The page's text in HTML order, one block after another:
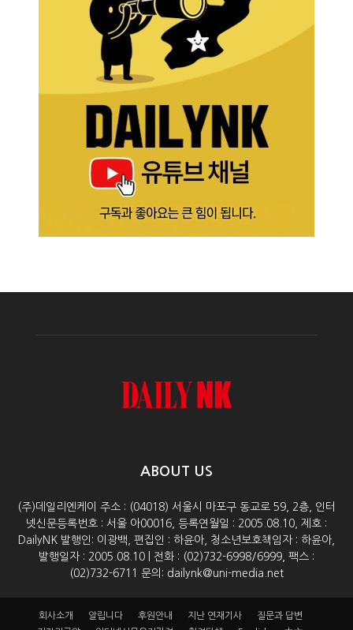
ABOUT US
(주)데일리엔케이 주소 : (04018) 서울시 마포구 동교로 59, 2층, 인터
넷신문등록번호 : 서울 아00016, 등록연월일 : 2005.08.10, 제호 :
DailyNK 발행인: 이광백, 편집인 : 하윤아, 청소년보호책임자 : 하윤아,
발행일자 : 2005.08.10 | 전화 : (02)732-6998/6999, 팩스 :
(02)732-6711 문의: dailynk@uni-media.net
회사소개 알립니다 후원안내 지난 연재기사
질문과 답변